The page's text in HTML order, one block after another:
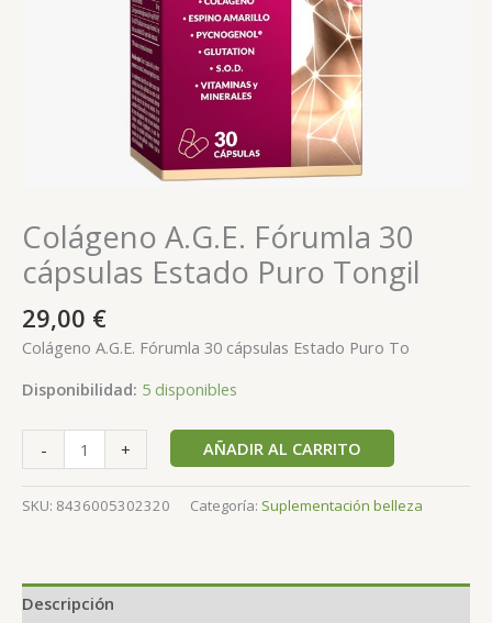
Colágeno A.G.E. Fórumla 30
cápsulas Estado Puro Tongil
29,00 €
Colágeno A.G.E. Fórumla 30 cápsulas Estado Puro To
Disponibilidad: 5 disponibles
- + AÑADIR AL CARRITO
SKU: 8436005302320 Categoría: Suplementación belleza
Descripción